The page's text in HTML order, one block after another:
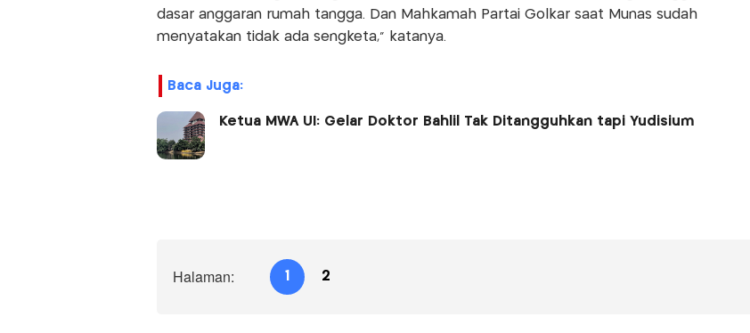
dasar anggaran rumah tangga. Dan Mahkamah Partai Golkar saat Munas sudah
menyatakan tidak ada sengketa," katanya.
Baca Juga:
Ketua MWA UI: Gelar Doktor Bahlil Tak Ditangguhkan tapi Yudisium
Halaman: 1 2